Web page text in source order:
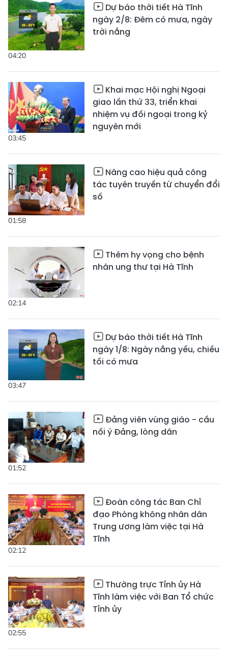
04:20
Dự báo thời tiết Hà Tĩnh
ngày 2/8: Đêm có mưa, ngày
trời nắng
03:45
Khai mạc Hội nghị Ngoại
giao lần thứ 33, triển khai
nhiệm vụ đối ngoại trong kỷ
nguyên mới
01:58
Nâng cao hiệu quả công
tác tuyên truyền từ chuyển đổi
số
02:14
Thêm hy vọng cho bệnh
nhân ung thư tại Hà Tĩnh
03:47
Dự báo thời tiết Hà Tĩnh
ngày 1/8: Ngày nắng yếu, chiều
tối có mưa
01:52
Đảng viên vùng giáo - cầu
nối ý Đảng, lòng dân
02:12
Đoàn công tác Ban Chỉ
đạo Phòng không nhân dân
Trung ương làm việc tại Hà
Tĩnh
02:55
Thường trực Tỉnh ủy Hà
Tĩnh làm việc với Ban Tổ chức
Tỉnh ủy